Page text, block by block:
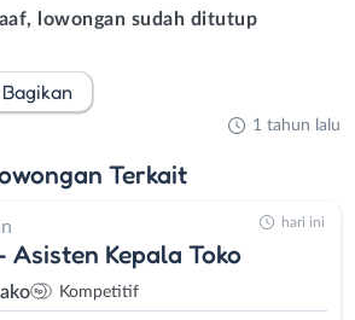
lowongan sudah ditutup
Bagikan
1 tahun lalu
Terkait
Asisten Kepala Toko
Kompetitif
hari ini